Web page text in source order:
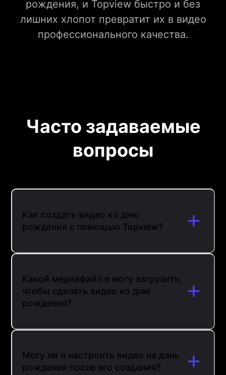
рождения, и Topview быстро и без
лишних хлопот превратит их в видео
профессионального качества.
Часто задаваемые
вопросы
Как создать видео ко дню
рождения с помощью Topview?
Какой медиафайл я могу загрузить,
чтобы сделать видео ко дню
рождения?
Могу ли я настроить видео на день
рождения после его создания?